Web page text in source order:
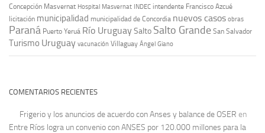
Concepción Masvernat Hospital Masvernat INDEC intendente Francisco Azcué
licitación municipalidad municipalidad de Concordia nuevos casos obras
Paraná Puerto Yeruá Río UruguaySalto Salto Grande San Salvador
Turismo Uruguay vacunación Villaguay Ángel Giano
COMENTARIOS RECIENTES
Frigerio y los anuncios de acuerdo con Anses y balance de OSER en
Entre Ríos logra un convenio con ANSES por 120.000 millones para la